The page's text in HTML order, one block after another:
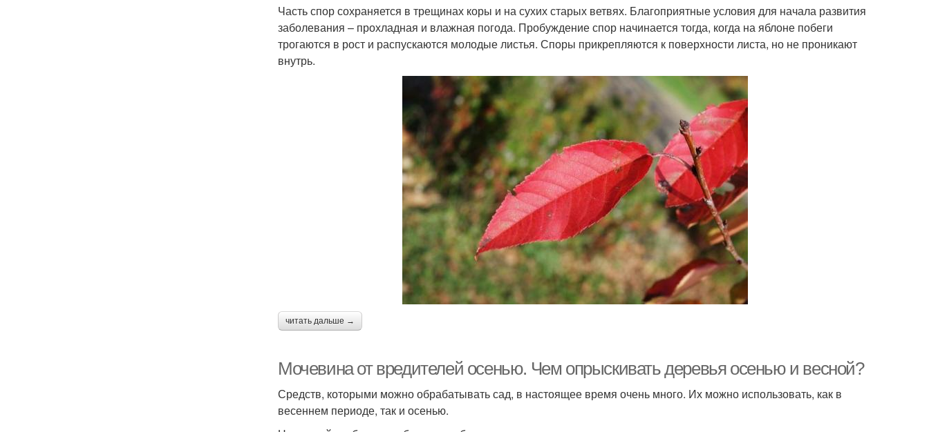
Часть спор сохраняется в трещинах коры и на сухих старых ветвях. Благоприятные условия для начала развития
заболевания – прохладная и влажная погода. Пробуждение спор начинается тогда, когда на яблоне побеги
трогаются в рост и распускаются молодые листья. Споры прикрепляются к поверхности листа, но не проникают
внутрь.
читать дальше →
Мочевина от вредителей осенью. Чем опрыскивать деревья осенью и весной?
Средств, которыми можно обрабатывать сад, в настоящее время очень много. Их можно использовать, как в
весеннем периоде, так и осенью.